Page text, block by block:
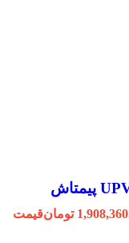
1,908,360 تومانقیمت